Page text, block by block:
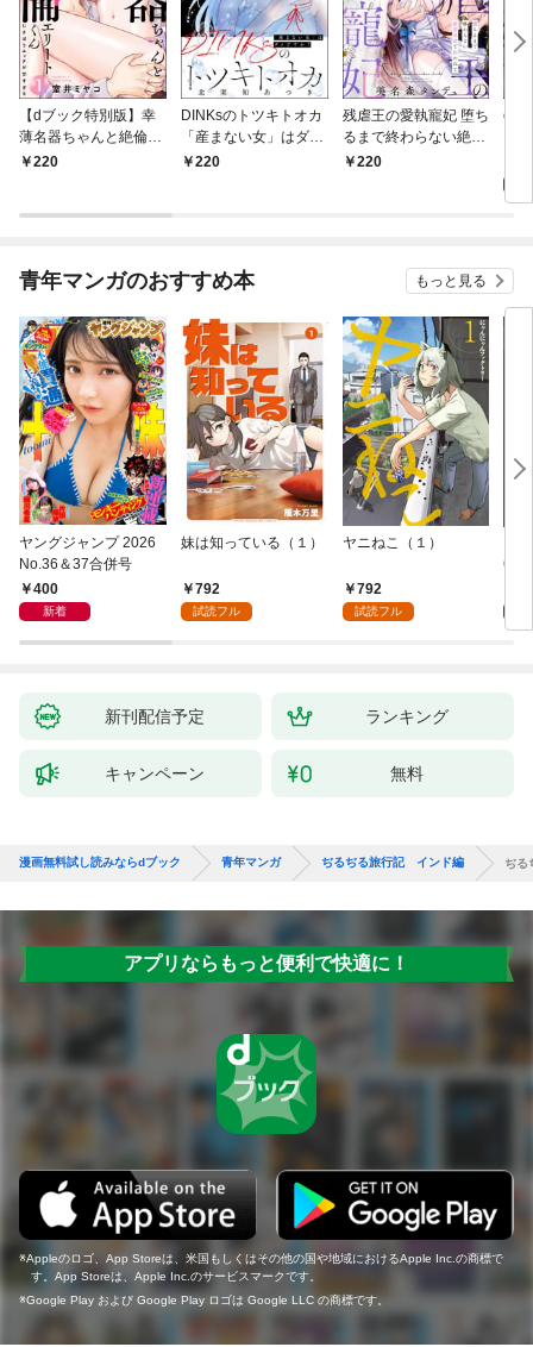
【dブック特別版】幸
薄名器ちゃんと絶倫エ
リートくん むさぼりエ
220
DINKsのトツキトオカ
「産まない女」はダメ
ですか？（分冊版）
220
残虐王の愛執寵妃 堕ち
るまで終わらない絶頂
夜伽で囚われて（分冊
220
青年マンガのおすすめ本 もっと見る
ヤングジャンプ 2026
No.36＆37合併号
400
新着
妹は知っている（１）
792
試読フル
ヤニねこ（１）
792
試読フル
6・
新刊配信予定 ランキング
キャンペーン 無料
漫画無料試し読みならdブック 青年マンガ ぢるぢる旅行記 インド編 ぢる
アプリならもっと便利で快適に！
Appleのロゴ、App Storeは、米国もしくはその他の国や地域におけるApple Inc.の商標で
す。App Storeは、Apple Inc.のサービスマークです。
Google Play および Google Play ロゴは Google LLC の商標です。